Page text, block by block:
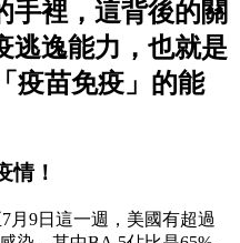
手裡，這背後的關
逃逸能力，也就是
疫苗免疫」的能
情！
月9日這一週，美國有超過